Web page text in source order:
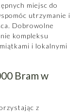
miejsc do
utrzymanie i
Dobrowolne
kompleksu
i lokalnymi
Bram w
z